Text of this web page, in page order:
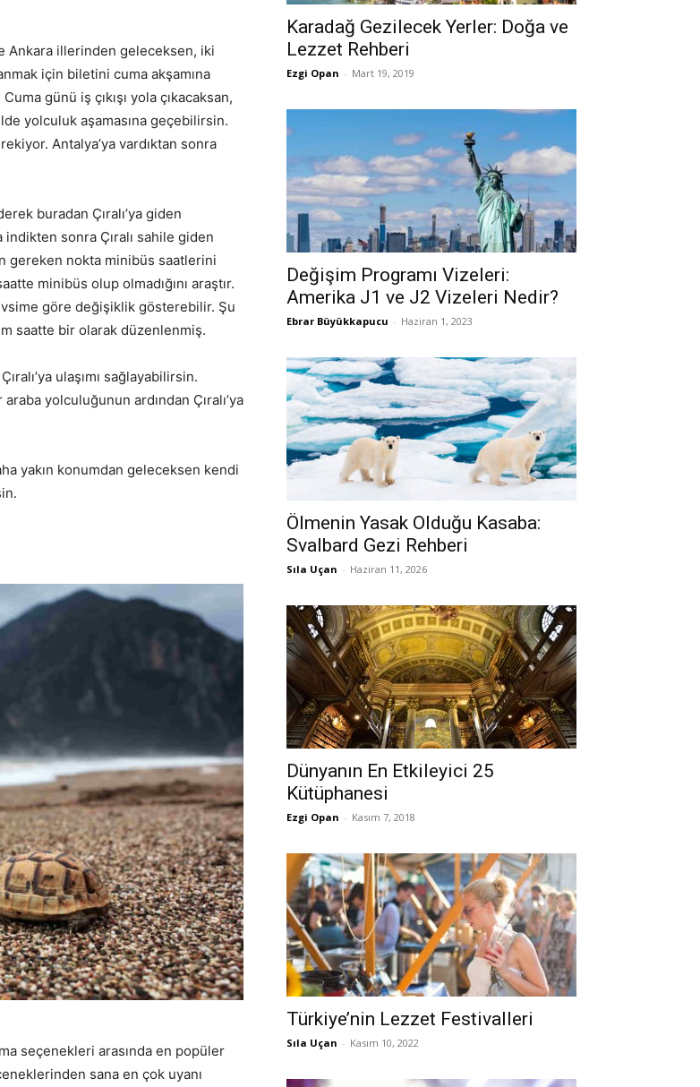
Ankara illerinden geleceksen, iki
için biletini cuma akşamına
günü iş çıkışı yola çıkacaksan,
yolculuk aşamasına geçebilirsin.
Antalya’ya vardıktan sonra
buradan Çıralı’ya giden
indikten sonra Çıralı sahile giden
gereken nokta minibüs saatlerini
minibüs olup olmadığını araştır.
göre değişiklik gösterebilir. Şu
saatte bir olarak düzenlenmiş.
ulaşımı sağlayabilirsin.
yolculuğunun ardından Çıralı’ya
yakın konumdan geleceksen kendi
seçenekleri arasında en popüler
sana en çok uyanı
Karadağ Gezilecek Yerler: Doğa ve
Lezzet Rehberi
Ezgi Opan - Mart 19, 2019
Değişim Programı Vizeleri:
Amerika J1 ve J2 Vizeleri Nedir?
Ebrar Büyükkapucu - Haziran 1, 2023
Ölmenin Yasak Olduğu Kasaba:
Svalbard Gezi Rehberi
Sıla Uçan - Haziran 11, 2026
Dünyanın En Etkileyici 25
Kütüphanesi
Ezgi Opan - Kasım 7, 2018
Türkiye’nin Lezzet Festivalleri
Sıla Uçan - Kasım 10, 2022